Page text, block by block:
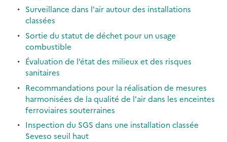
Surveillance dans l'air autour des installations
classées
Sortie du statut de déchet pour un usage
combustible
Évaluation de l’état des milieux et des risques
sanitaires
Recommandations pour la réalisation de mesures
harmonisées de la qualité de l'air dans les enceintes
ferroviaires souterraines
Inspection du SGS dans une installation classée
Seveso seuil haut